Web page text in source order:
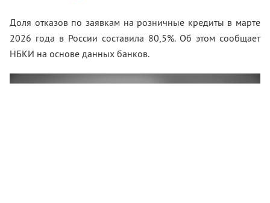
Доля отказов по заявкам на розничные кредиты в марте
2026 года в России составила 80,5%. Об этом сообщает
НБКИ на основе данных банков.